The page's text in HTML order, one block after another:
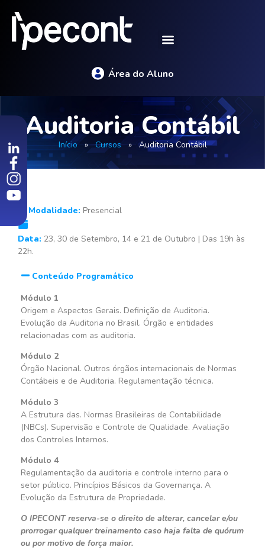
Área do Aluno
Auditoria Contábil
Início»Cursos»Auditoria Contábil
Modalidade: Presencial
Data: 23, 30 de Setembro, 14 e 21 de Outubro | Das 19h às
22h.
Conteúdo Programático
Módulo 1
Origem e Aspectos Gerais. Definição de Auditoria.
Evolução da Auditoria no Brasil. Órgão e entidades
relacionadas com as auditoria.
Módulo 2
Órgão Nacional. Outros órgãos internacionais de Normas
Contábeis e de Auditoria. Regulamentação técnica.
Módulo 3
A Estrutura das. Normas Brasileiras de Contabilidade
(NBCs). Supervisão e Controle de Qualidade. Avaliação
dos Controles Internos.
Módulo 4
Regulamentação da auditoria e controle interno para o
setor público. Princípios Básicos da Governança. A
Evolução da Estrutura de Propriedade.
O IPECONT reserva-se o direito de alterar, cancelar e/ou
prorrogar qualquer treinamento caso haja falta de quórum
ou por motivo de força maior.